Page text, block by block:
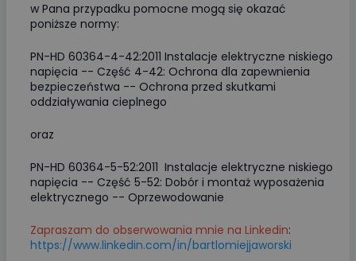
w Pana przypadku pomocne mogą się okazać
poniższe normy:
PN-HD 60364-4-42:2011 Instalacje elektryczne niskiego
napięcia -- Część 4-42: Ochrona dla zapewnienia
bezpieczeństwa -- Ochrona przed skutkami
oddziaływania cieplnego
oraz
PN-HD 60364-5-52:2011 Instalacje elektryczne niskiego
napięcia -- Część 5-52: Dobór i montaż wyposażenia
elektrycznego -- Oprzewodowanie
Zapraszam do obserwowania mnie na Linkedin:
https://www.linkedin.com/in/bartlomiejjaworski